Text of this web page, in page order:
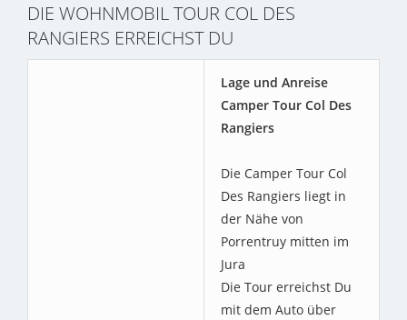
DIE WOHNMOBIL TOUR COL DES
RANGIERS ERREICHST DU
Lage und Anreise
Camper Tour Col Des
Rangiers
Die Camper Tour Col
Des Rangiers liegt in
der Nähe von
Porrentruy mitten im
Jura
Die Tour erreichst Du
mit dem Auto über